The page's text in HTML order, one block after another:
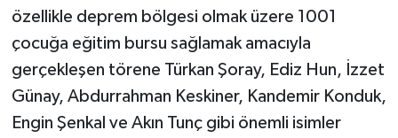
özellikle deprem bölgesi olmak üzere 1001
çocuğa eğitim bursu sağlamak amacıyla
gerçekleşen törene Türkan Şoray, Ediz Hun, İzzet
Günay, Abdurrahman Keskiner, Kandemir Konduk,
Engin Şenkal ve Akın Tunç gibi önemli isimler